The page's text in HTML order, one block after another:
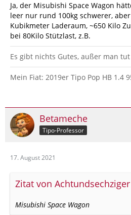
Ja, der Misubishi Space Wagon
leer nur rund 100kg schwerer,
Kubikmeter Laderaum, ~650 Kilo
bei 80Kilo Stützlast, z.B.
Es gibt nichts Gutes, außer man tut
Mein Fiat: 2019er Tipo Pop HB 1.4
Betameche
Tipo-Professor
17. August 2021
Zitat von Achtundsechziger
Misubishi Space Wagon